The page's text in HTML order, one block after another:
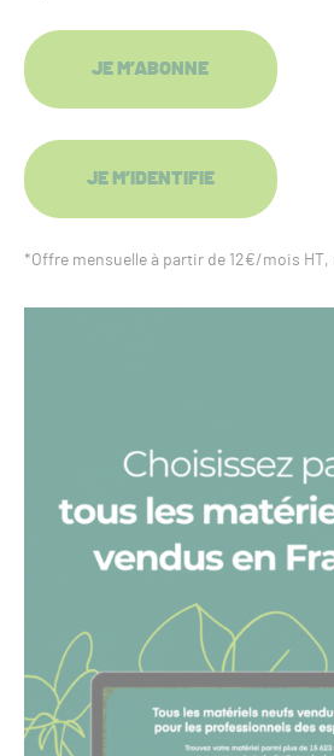
JE M’ABONNE
JE M’IDENTIFIE
*Offre mensuelle à partir de 12€/mois HT,